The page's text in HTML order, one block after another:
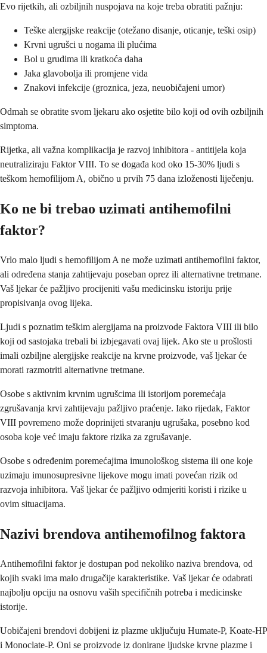
Evo rijetkih, ali ozbiljnih nuspojava na koje treba obratiti pažnju:
Teške alergijske reakcije (otežano disanje, oticanje, teški osip)
Krvni ugrušci u nogama ili plućima
Bol u grudima ili kratkoća daha
Jaka glavobolja ili promjene vida
Znakovi infekcije (groznica, jeza, neuobičajeni umor)
Odmah se obratite svom ljekaru ako osjetite bilo koji od ovih ozbiljnih
simptoma.
Rijetka, ali važna komplikacija je razvoj inhibitora - antitijela koja
neutraliziraju Faktor VIII. To se događa kod oko 15-30% ljudi s
teškom hemofilijom A, obično u prvih 75 dana izloženosti liječenju.
Ko ne bi trebao uzimati antihemofilni
faktor?
Vrlo malo ljudi s hemofilijom A ne može uzimati antihemofilni faktor,
ali određena stanja zahtijevaju poseban oprez ili alternativne tretmane.
Vaš ljekar će pažljivo procijeniti vašu medicinsku istoriju prije
propisivanja ovog lijeka.
Ljudi s poznatim teškim alergijama na proizvode Faktora VIII ili bilo
koji od sastojaka trebali bi izbjegavati ovaj lijek. Ako ste u prošlosti
imali ozbiljne alergijske reakcije na krvne proizvode, vaš ljekar će
morati razmotriti alternativne tretmane.
Osobe s aktivnim krvnim ugrušcima ili istorijom poremećaja
zgrušavanja krvi zahtijevaju pažljivo praćenje. Iako rijedak, Faktor
VIII povremeno može doprinijeti stvaranju ugrušaka, posebno kod
osoba koje već imaju faktore rizika za zgrušavanje.
Osobe s određenim poremećajima imunološkog sistema ili one koje
uzimaju imunosupresivne lijekove mogu imati povećan rizik od
razvoja inhibitora. Vaš ljekar će pažljivo odmjeriti koristi i rizike u
ovim situacijama.
Nazivi brendova antihemofilnog faktora
Antihemofilni faktor je dostupan pod nekoliko naziva brendova, od
kojih svaki ima malo drugačije karakteristike. Vaš ljekar će odabrati
najbolju opciju na osnovu vaših specifičnih potreba i medicinske
istorije.
Uobičajeni brendovi dobijeni iz plazme uključuju Humate-P, Koate-HP
i Monoclate-P. Oni se proizvode iz donirane ljudske krvne plazme i